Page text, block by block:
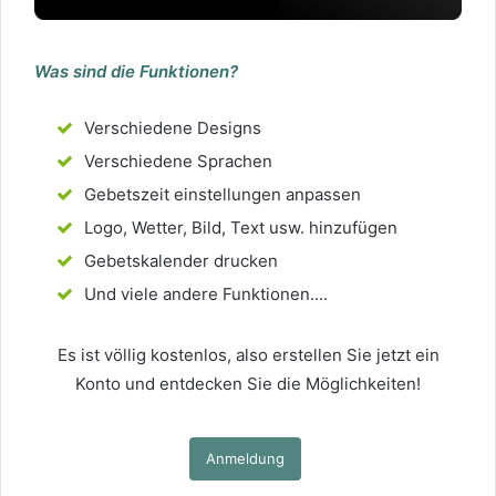
Was sind die Funktionen?
Verschiedene Designs
Verschiedene Sprachen
Gebetszeit einstellungen anpassen
Logo, Wetter, Bild, Text usw. hinzufügen
Gebetskalender drucken
Und viele andere Funktionen....
Es ist völlig kostenlos, also erstellen Sie jetzt ein
Konto und entdecken Sie die Möglichkeiten!
Anmeldung